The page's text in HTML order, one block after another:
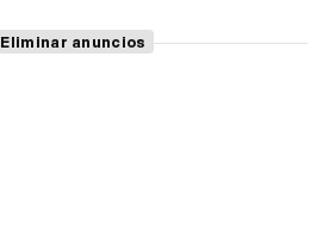
Eliminar anuncios